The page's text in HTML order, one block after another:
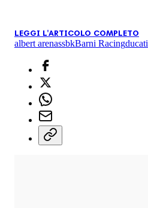
LEGGI L'ARTICOLO COMPLETO
albert arenassbkBarni Racingducati